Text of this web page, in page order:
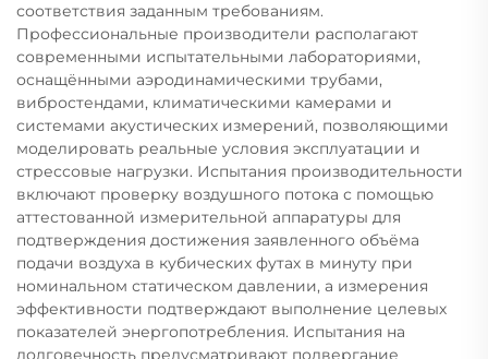
соответствия заданным требованиям.
Профессиональные производители располагают
современными испытательными лабораториями,
оснащёнными аэродинамическими трубами,
вибростендами, климатическими камерами и
системами акустических измерений, позволяющими
моделировать реальные условия эксплуатации и
стрессовые нагрузки. Испытания производительности
включают проверку воздушного потока с помощью
аттестованной измерительной аппаратуры для
подтверждения достижения заявленного объёма
подачи воздуха в кубических футах в минуту при
номинальном статическом давлении, а измерения
эффективности подтверждают выполнение целевых
показателей энергопотребления. Испытания на
долговечность предусматривают подвергание